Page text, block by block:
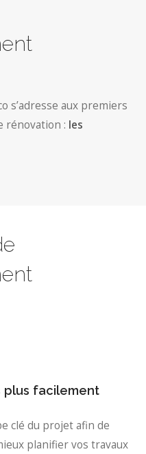
s’adresse aux premiers
rénovation : les
plus facilement
clé du projet afin de
planifier vos travaux